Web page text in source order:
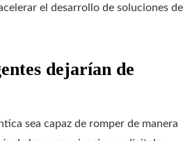
el desarrollo de soluciones de
dejarían de
sea capaz de romper de manera